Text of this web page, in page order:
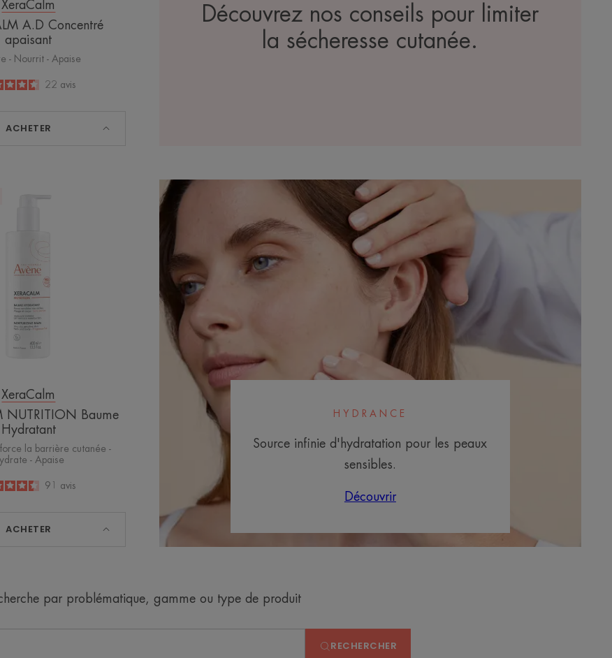
XeraCalm
A.D Concentré
apaisant
- Nourrit - Apaise
4.6
/
5
22 avis
ACHETER
Découvrez nos conseils pour limiter
la sécheresse cutanée.
XeraCalm
NUTRITION Baume
Hydratant
la barrière cutanée -
- Apaise
4.5
/
5
91 avis
ACHETER
HYDRANCE
Source infinie d'hydratation pour les peaux
sensibles.
Découvrir
par problématique, gamme ou type de produit
RECHERCHER